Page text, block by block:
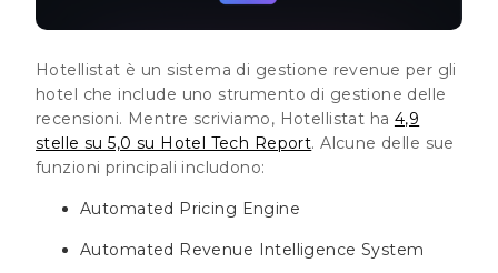
Hotellistat è un sistema di gestione revenue per gli
hotel che include uno strumento di gestione delle
recensioni. Mentre scriviamo, Hotellistat ha 4,9
stelle su 5,0 su Hotel Tech Report. Alcune delle sue
funzioni principali includono:
Automated Pricing Engine
Automated Revenue Intelligence System